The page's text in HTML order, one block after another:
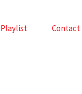
Playlist Contact